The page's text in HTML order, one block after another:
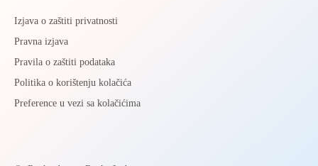
Izjava o zaštiti privatnosti
Pravna izjava
Pravila o zaštiti podataka
Politika o korištenju kolačića
Preference u vezi sa kolačićima